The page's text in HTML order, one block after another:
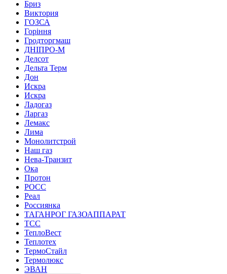
Бриз
Виктория
ГОЗСА
Горіння
Гродторгмаш
ДНІПРО-М
Делсот
Дельта Терм
Дон
Искра
Искра
Ладогаз
Ларгаз
Лемакс
Лима
Монолитстрой
Наш газ
Нева-Транзит
Ока
Протон
РОСС
Реал
Россиянка
ТАГАНРОГ ГАЗОАППАРАТ
ТСС
ТеплоВест
Теплотех
ТермоСтайл
Термолюкс
ЭВАН